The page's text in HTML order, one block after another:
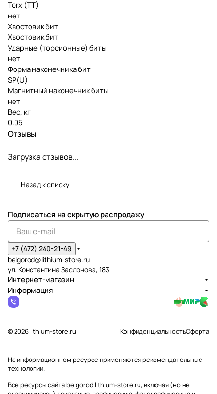
Torx (TT)
нет
Хвостовик бит
Хвостовик бит
Ударные (торсионные) биты
нет
Форма наконечника бит
SP(U)
Магнитный наконечник биты
нет
Вес, кг
0.05
Отзывы
Загрузка отзывов...
Назад к списку
Подписаться на скрытую распродажу
+7 (472) 240-21-49
belgorod@lithium-store.ru
ул. Константина Заслонова, 183
Интернет-магазин
Информация
© 2026 lithium-store.ru КонфиденциальностьОферта
На информационном ресурсе применяютсярекомендательные
технологии.
Все ресурсы сайта belgorod.lithium-store.ru, включая (но не